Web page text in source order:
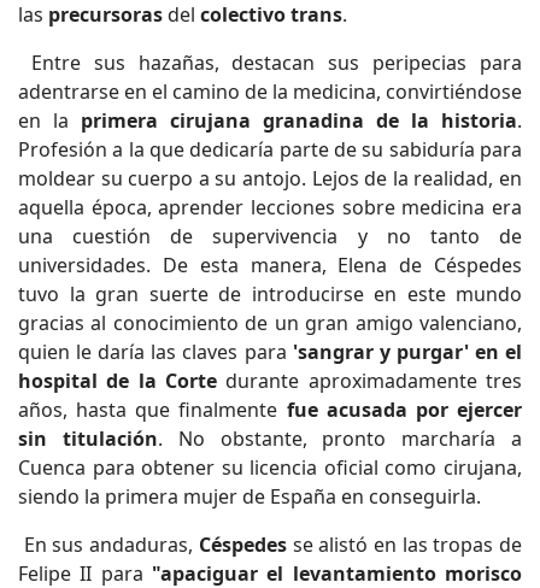
las precursorasdel colectivotrans.
Entre sus hazañas, destacan sus peripecias para
adentrarse en el camino de la medicina, convirtiéndose
en la primera cirujana granadina de la historia.
Profesión a la que dedicaría parte de su sabiduría para
moldear su cuerpo a su antojo. Lejos de la realidad, en
aquella época, aprender lecciones sobre medicina era
una cuestión de supervivencia y no tanto de
universidades. De esta manera, Elena de Céspedes
tuvo la gran suerte de introducirse en este mundo
gracias al conocimiento de un gran amigo valenciano,
quien le daría las claves para 'sangrar y purgar' en el
hospital de la Corte durante aproximadamente tres
años, hasta que finalmente fue acusada por ejercer
sin titulación. No obstante, pronto marcharía a
Cuenca para obtener su licencia oficial como cirujana,
siendo la primera mujer de España en conseguirla.
En sus andaduras, Céspedes se alistó en las tropas de
Felipe II para "apaciguar el levantamiento morisco